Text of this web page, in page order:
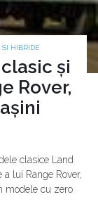
SI HIBRIDE
și
Rover,
clasice Land
lui Range Rover,
modele cu zero